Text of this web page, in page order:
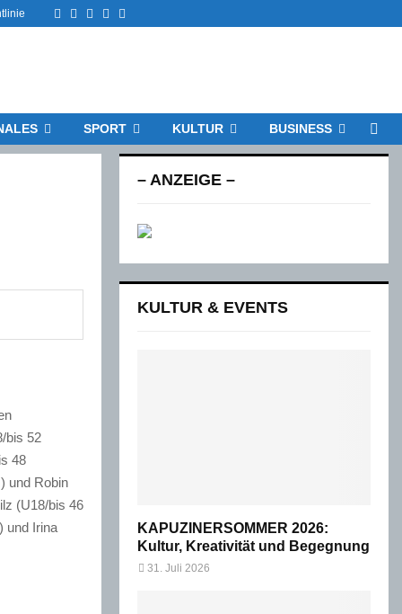
Facebook
TwitterInstagram
Email
SPORT KULTUR BUSINESS
bis 52
48
und Robin
(U18/bis 46
und Irina
– ANZEIGE –
KULTUR & EVENTS
KAPUZINERSOMMER 2026:
Kultur, Kreativität und Begegnung
31. Juli 2026